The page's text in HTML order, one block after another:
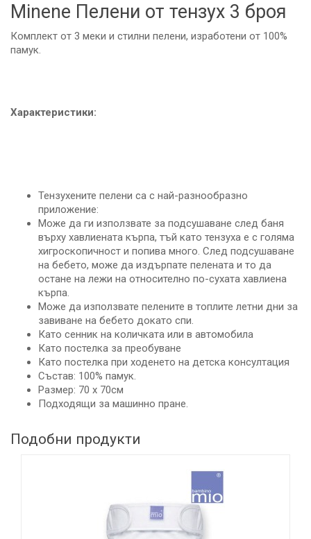
Minene Пелени от тензух 3 броя
Комплект от 3 меки и стилни пелени, изработени от 100%
памук.
Характеристики:
Тензухените пелени са с най-разнообразно
приложение:
Може да ги използвате за подсушаване след баня
върху хавлиената кърпа, тъй като тензуха е с голяма
хигроскопичност и попива много. След подсушаване
на бебето, може да издърпате пелената и то да
остане на лежи на относително по-сухата хавлиена
кърпа.
Може да използвате пелените в топлите летни дни за
завиване на бебето докато спи.
Като сенник на количката или в автомобила
Като постелка за преобуване
Като постелка при ходенето на детска консултация
Състав: 100% памук.
Размер: 70 х 70см
Подходящи за машинно пране.
Подобни продукти